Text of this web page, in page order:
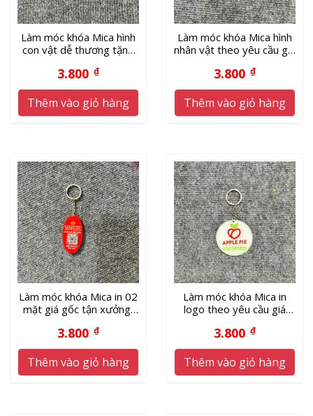
Làm móc khóa Mica hình
con vật dễ thương tặng
3.800 ₫
Thêm vào giỏ hàng
Làm móc khóa Mica hình
nhân vật theo yêu cầu giá
3.800 ₫
Thêm vào giỏ hàng
Làm móc khóa Mica in 02
mặt giá gốc tận xưởng,
3.800 ₫
Thêm vào giỏ hàng
Làm móc khóa Mica in
logo theo yêu cầu giá
3.800 ₫
Thêm vào giỏ hàng